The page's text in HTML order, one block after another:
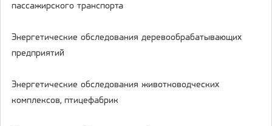
пассажирского транспорта
Энергетические обследования деревообрабатывающих
предприятий
Энергетические обследования животноводческих
комплексов, птицефабрик